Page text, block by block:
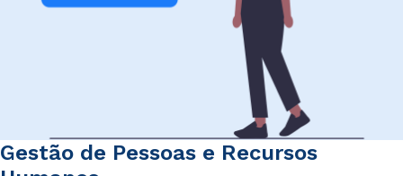
Gestão de Pessoas e Recursos